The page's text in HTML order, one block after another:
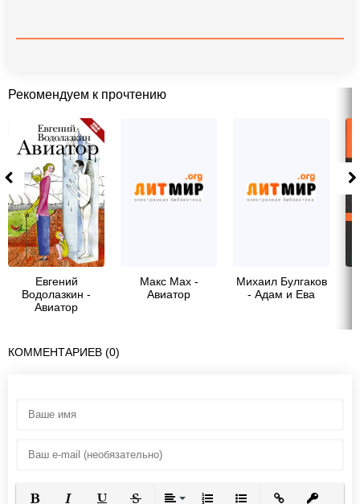
Рекомендуем к прочтению
Евгений
Водолазкин -
Авиатор
Макс Мах -
Авиатор
Михаил Булгаков
- Адам и Ева
КОММЕНТАРИЕВ (0)